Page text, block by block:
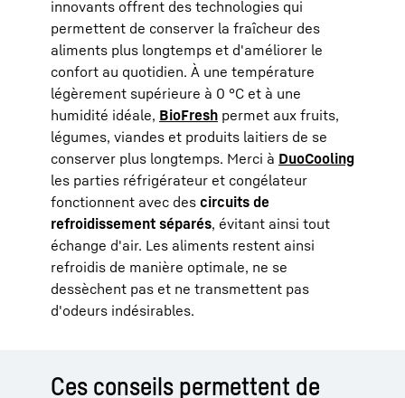
innovants offrent des technologies qui
permettent de conserver la fraîcheur des
aliments plus longtemps et d'améliorer le
confort au quotidien. À une température
légèrement supérieure à 0 °C et à une
humidité idéale, BioFresh permet aux fruits,
légumes, viandes et produits laitiers de se
conserver plus longtemps. Merci à DuoCooling
les parties réfrigérateur et congélateur
fonctionnent avec des circuits de
refroidissement séparés, évitant ainsi tout
échange d'air. Les aliments restent ainsi
refroidis de manière optimale, ne se
dessèchent pas et ne transmettent pas
d'odeurs indésirables.
Ces conseils permettent de